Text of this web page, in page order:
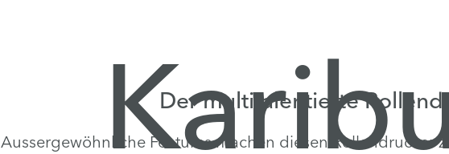
Der multitalentierte
Aussergewöhnliche Features machen diesen Rollendrucker